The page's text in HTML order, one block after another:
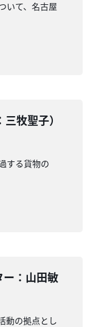
いて、名古屋
牧聖子）
する貨物の
ー：山田敏
動の拠点とし